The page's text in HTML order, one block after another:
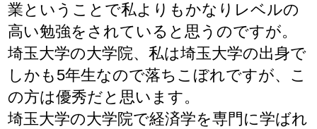
業ということで私よりもかなりレベルの
高い勉強をされていると思うのですが。
埼玉大学の大学院、私は埼玉大学の出身で
しかも5年生なので落ちこぼれですが、こ
の方は優秀だと思います。
埼玉大学の大学院で経済学を専門に学ばれ